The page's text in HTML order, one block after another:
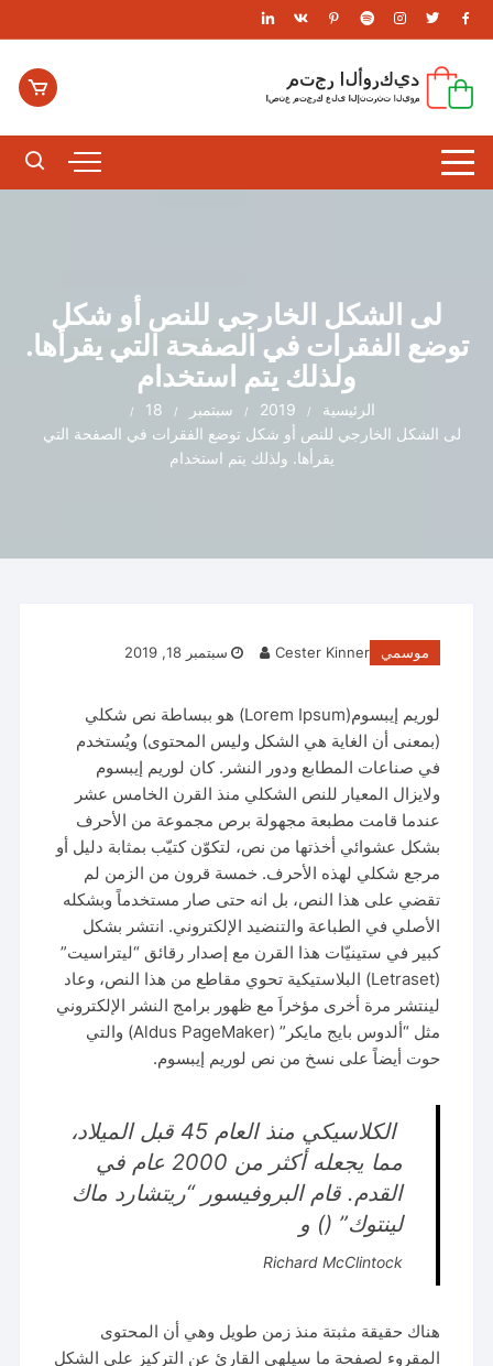
التجاوز
إلى
المحتوى
لى الشكل الخارجي للنص أو شكل
توضع الفقرات في الصفحة التي يقرأها.
ولذلك يتم استخدام
الرئيسية 2019 سبتمبر
18
لى الشكل الخارجي للنص أو شكل توضع الفقرات في الصفحة التي
يقرأها. ولذلك يتم استخدام
موسمي Cester Kinner سبتمبر 18, 2019
لوريم إيبسوم(Lorem Ipsum) هو ببساطة نص شكلي
(بمعنى أن الغاية هي الشكل وليس المحتوى) ويُستخدم
في صناعات المطابع ودور النشر. كان لوريم إيبسوم
ولايزال المعيار للنص الشكلي منذ القرن الخامس عشر
عندما قامت مطبعة مجهولة برص مجموعة من الأحرف
بشكل عشوائي أخذتها من نص، لتكوّن كتيّب بمثابة دليل أو
مرجع شكلي لهذه الأحرف. خمسة قرون من الزمن لم
تقضي على هذا النص، بل انه حتى صار مستخدماً وبشكله
الأصلي في الطباعة والتنضيد الإلكتروني. انتشر بشكل
كبير في ستينيّات هذا القرن مع إصدار رقائق “ليتراسيت”
(Letraset) البلاستيكية تحوي مقاطع من هذا النص، وعاد
لينتشر مرة أخرى مؤخراَ مع ظهور برامج النشر الإلكتروني
مثل “ألدوس بايج مايكر” (Aldus PageMaker) والتي
حوت أيضاً على نسخ من نص لوريم إيبسوم.
الكلاسيكي منذ العام 45 قبل الميلاد،
مما يجعله أكثر من 2000 عام في
القدم. قام البروفيسور “ريتشارد ماك
لينتوك” () و
Richard McClintock
هناك حقيقة مثبتة منذ زمن طويل وهي أن المحتوى
المقروء لصفحة ما سيلهي القارئ عن التركيز على الشكل